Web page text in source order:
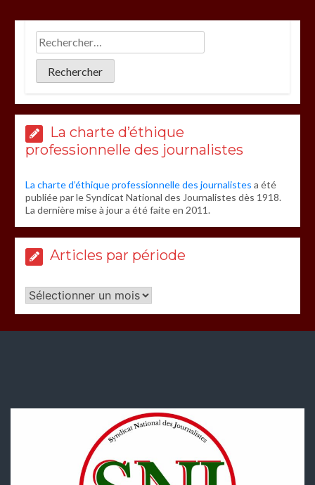
La charte d’éthique
professionnelle des journalistes
La charte d’éthique professionnelle des journalistes a été
publiée par le Syndicat National des Journalistes dès 1918.
La dernière mise à jour a été faite en 2011.
Articles par période
Articles
par
période